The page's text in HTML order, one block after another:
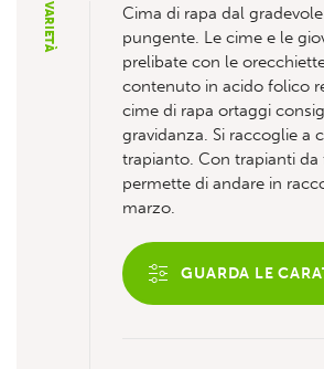
VARIETÀ
Cima di rapa dal
pungente. Le cime e le
prelibate con le
contenuto in acido folico
cime di rapa ortaggi
gravidanza. Si raccoglie a
trapianto. Con trapianti
permette di andare in
marzo.
GUARDA LE